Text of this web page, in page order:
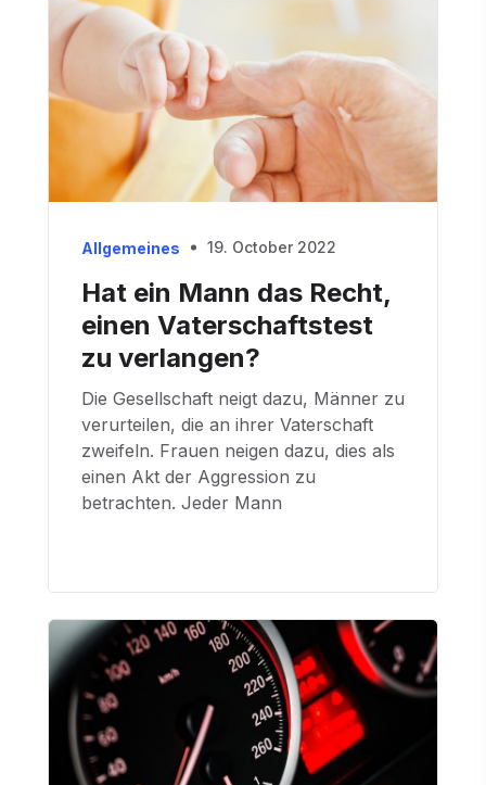
Allgemeines 19. October 2022
Hat ein Mann das Recht,
einen Vaterschaftstest
zu verlangen?
Die Gesellschaft neigt dazu, Männer zu
verurteilen, die an ihrer Vaterschaft
zweifeln. Frauen neigen dazu, dies als
einen Akt der Aggression zu
betrachten. Jeder Mann